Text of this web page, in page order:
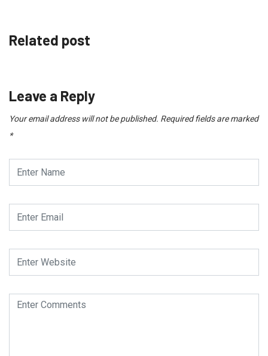
Related post
Leave a Reply
Your email address will not be published. Required fields are marked
*